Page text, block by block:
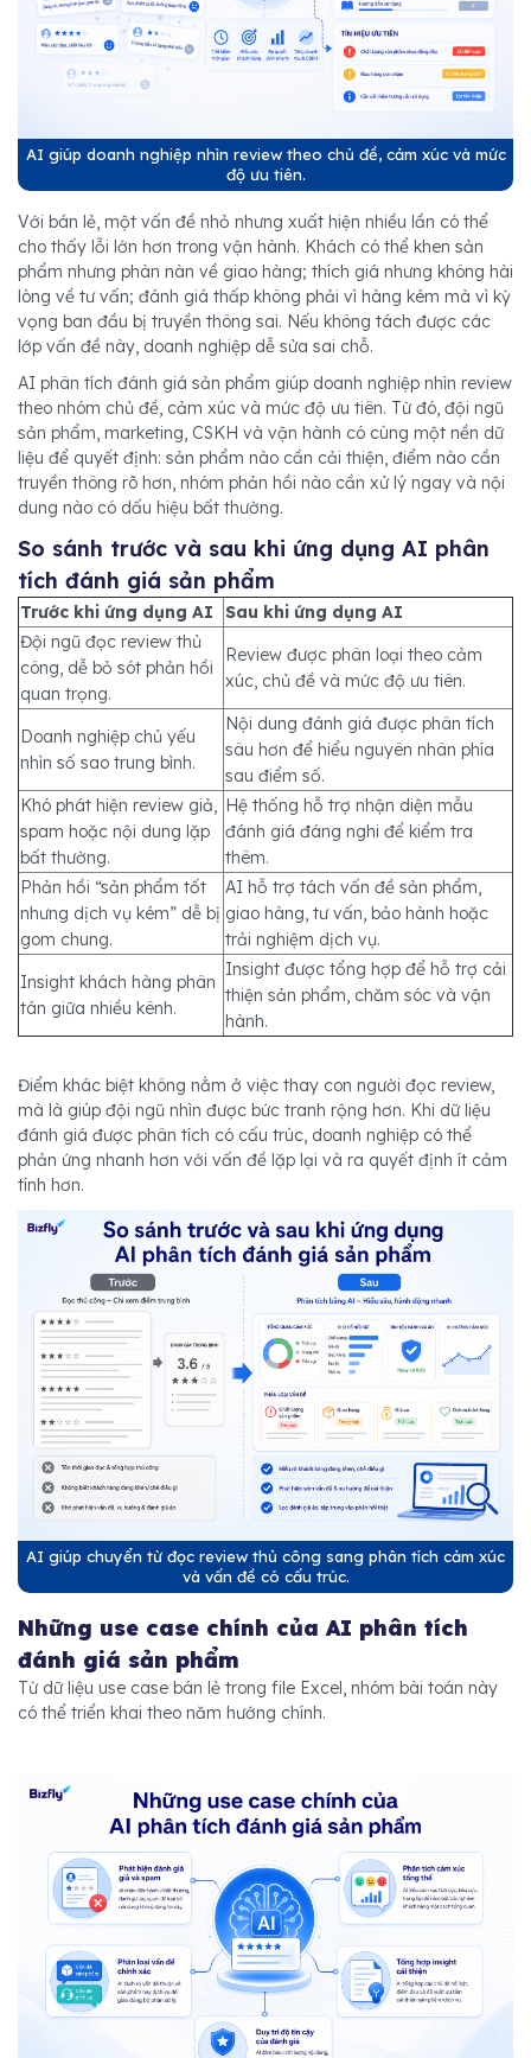
AI giúp doanh nghiệp nhìn review theo chủ đề, cảm xúc và mức
độ ưu tiên.
Với bán lẻ, một vấn đề nhỏ nhưng xuất hiện nhiều lần có thể
cho thấy lỗi lớn hơn trong vận hành. Khách có thể khen sản
phẩm nhưng phàn nàn về giao hàng; thích giá nhưng không hài
lòng về tư vấn; đánh giá thấp không phải vì hàng kém mà vì kỳ
vọng ban đầu bị truyền thông sai. Nếu không tách được các
lớp vấn đề này, doanh nghiệp dễ sửa sai chỗ.
AI phân tích đánh giá sản phẩm giúp doanh nghiệp nhìn review
theo nhóm chủ đề, cảm xúc và mức độ ưu tiên. Từ đó, đội ngũ
sản phẩm, marketing, CSKH và vận hành có cùng một nền dữ
liệu để quyết định: sản phẩm nào cần cải thiện, điểm nào cần
truyền thông rõ hơn, nhóm phản hồi nào cần xử lý ngay và nội
dung nào có dấu hiệu bất thường.
So sánh trước và sau khi ứng dụng AI phân
tích đánh giá sản phẩm
Trước khi ứng dụng AI
Sau khi ứng dụng AI
Đội ngũ đọc review thủ
công, dễ bỏ sót phản hồi
quan trọng.
Review được phân loại theo cảm
xúc, chủ đề và mức độ ưu tiên.
Doanh nghiệp chủ yếu
nhìn số sao trung bình.
Nội dung đánh giá được phân tích
sâu hơn để hiểu nguyên nhân phía
sau điểm số.
Khó phát hiện review giả,
spam hoặc nội dung lặp
bất thường.
Hệ thống hỗ trợ nhận diện mẫu
đánh giá đáng nghi để kiểm tra
thêm.
Phản hồi “sản phẩm tốt
nhưng dịch vụ kém” dễ bị
gom chung.
AI hỗ trợ tách vấn đề sản phẩm,
giao hàng, tư vấn, bảo hành hoặc
trải nghiệm dịch vụ.
Insight khách hàng phân
tán giữa nhiều kênh.
Insight được tổng hợp để hỗ trợ cải
thiện sản phẩm, chăm sóc và vận
hành.
Điểm khác biệt không nằm ở việc thay con người đọc review,
mà là giúp đội ngũ nhìn được bức tranh rộng hơn. Khi dữ liệu
đánh giá được phân tích có cấu trúc, doanh nghiệp có thể
phản ứng nhanh hơn với vấn đề lặp lại và ra quyết định ít cảm
tính hơn.
AI giúp chuyển từ đọc review thủ công sang phân tích cảm xúc
và vấn đề có cấu trúc.
Những use case chính của AI phân tích
đánh giá sản phẩm
Từ dữ liệu use case bán lẻ trong file Excel, nhóm bài toán này
có thể triển khai theo năm hướng chính.